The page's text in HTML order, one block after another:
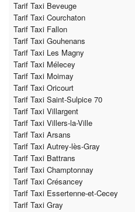
Tarif Taxi Beveuge
Tarif Taxi Courchaton
Tarif Taxi Fallon
Tarif Taxi Gouhenans
Tarif Taxi Les Magny
Tarif Taxi Mélecey
Tarif Taxi Moimay
Tarif Taxi Oricourt
Tarif Taxi Saint-Sulpice 70
Tarif Taxi Villargent
Tarif Taxi Villers-la-Ville
Tarif Taxi Arsans
Tarif Taxi Autrey-lès-Gray
Tarif Taxi Battrans
Tarif Taxi Champtonnay
Tarif Taxi Crésancey
Tarif Taxi Essertenne-et-Cecey
Tarif Taxi Gray